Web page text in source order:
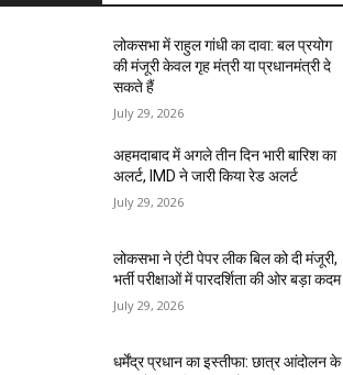
लोकसभा में राहुल गांधी का दावा: बल प्रयोग
की मंजूरी केवल गृह मंत्री या प्रधानमंत्री दे
सकते हैं
July 29, 2026
अहमदाबाद में अगले तीन दिन भारी बारिश का
अलर्ट, IMD ने जारी किया रेड अलर्ट
July 29, 2026
लोकसभा ने एंटी पेपर लीक बिल को दी मंजूरी,
भर्ती परीक्षाओं में पारदर्शिता की ओर बड़ा कदम
July 29, 2026
धर्मेंद्र प्रधान का इस्तीफा: छात्र आंदोलन के